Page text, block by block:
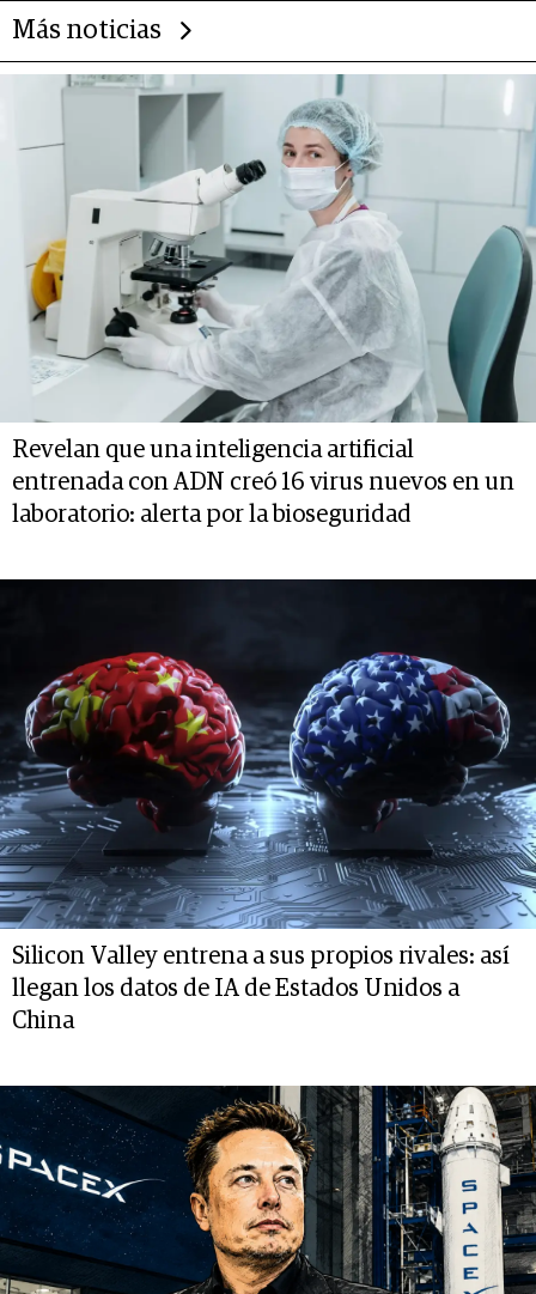
Más noticias
Revelan que una inteligencia artificial
entrenada con ADN creó 16 virus nuevos en un
laboratorio: alerta por la bioseguridad
Silicon Valley entrena a sus propios rivales: así
llegan los datos de IA de Estados Unidos a
China